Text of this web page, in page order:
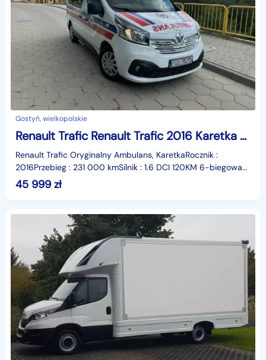
Gostyń, wielkopolskie
Renault Trafic Renault Trafic 2016 Karetka Ambulans Zarejestrowany Gostowy do pracy
Renault Trafic Oryginalny Ambulans, KaretkaRocznik :
2016Przebieg : 231 000 kmSilnik : 1.6 DCI 120KM 6-biegowa
skrzynia manualnaKompletna gotowa do pracy od zar
45 999 zł